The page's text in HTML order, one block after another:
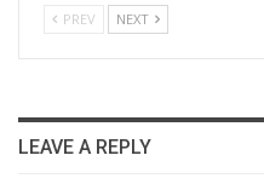
PREV NEXT
LEAVE A REPLY